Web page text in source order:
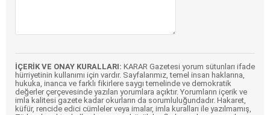
İÇERİK VE ONAY KURALLARI: KARAR Gazetesi yorum sütunları ifade
hürriyetinin kullanımı için vardır. Sayfalarımız, temel insan haklarına,
hukuka, inanca ve farklı fikirlere saygı temelinde ve demokratik
değerler çerçevesinde yazılan yorumlara açıktır. Yorumların içerik ve
imla kalitesi gazete kadar okurların da sorumluluğundadır. Hakaret,
küfür, rencide edici cümleler veya imalar, imla kuralları ile yazılmamış,